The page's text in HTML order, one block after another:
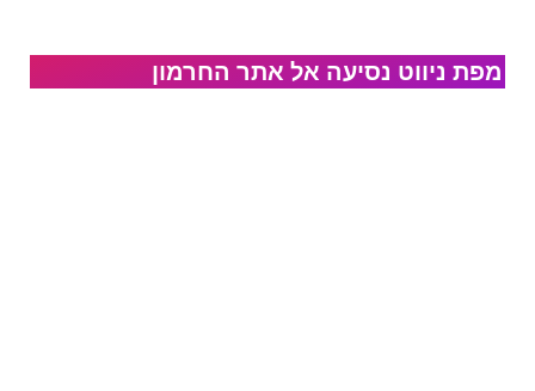
מפת ניווט נסיעה אל​ אתר החרמון